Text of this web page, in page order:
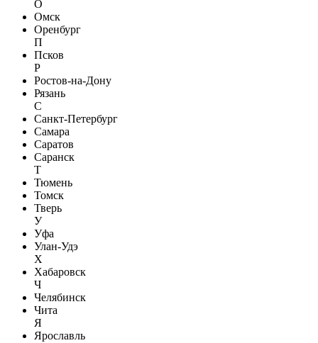
О
Омск
Оренбург
П
Псков
Р
Ростов-на-Дону
Рязань
С
Санкт-Петербург
Самара
Саратов
Саранск
Т
Тюмень
Томск
Тверь
У
Уфа
Улан-Удэ
Х
Хабаровск
Ч
Челябинск
Чита
Я
Ярославль